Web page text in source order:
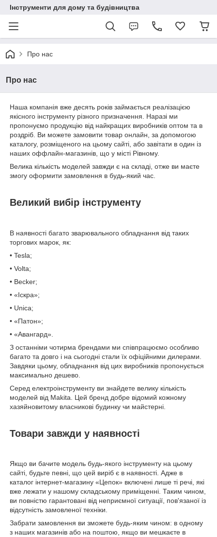
Інструменти для дому та будівництва
Про нас
Про нас
Наша компанія вже десять років займається реалізацією
якісного інструменту різного призначення. Наразі ми
пропонуємо продукцію від найкращих виробників оптом та в
роздріб. Ви можете замовити товар онлайн, за допомогою
каталогу, розміщеного на цьому сайті, або завітати в один із
наших оффлайн-магазинів, що у місті Рівному.
Велика кількість моделей завжди є на складі, отже ви маєте
змогу оформити замовлення в будь-який час.
Великий вибір інструменту
В наявності багато зварювального обладнання від таких
торгових марок, як:
• Tesla;
• Volta;
• Becker;
• «Іскра»;
• Unica;
• «Патон»;
• «Авангард».
З останніми чотирма брендами ми співпрацюємо особливо
багато та довго і на сьогодні стали їх офіційними дилерами.
Завдяки цьому, обладнання від цих виробників пропонується
максимально дешево.
Серед електроінструменту ви знайдете велику кількість
моделей від Makita. Цей бренд добре відомий кожному
хазяйновитому власникові будинку чи майстерні.
Товари завжди у наявності
Якщо ви бачите модель будь-якого інструменту на цьому
сайті, будьте певні, що цей виріб є в наявності. Адже в
каталог інтернет-магазину «Цепок» включені лише ті речі, які
вже лежати у нашому складському приміщенні. Таким чином,
ви повністю гарантовані від неприємної ситуації, пов'язаної із
відсутність замовленої техніки.
Забрати замовлення ви зможете будь-яким чином: в одному
з наших магазинів або на поштою, якщо ви мешкаєте в